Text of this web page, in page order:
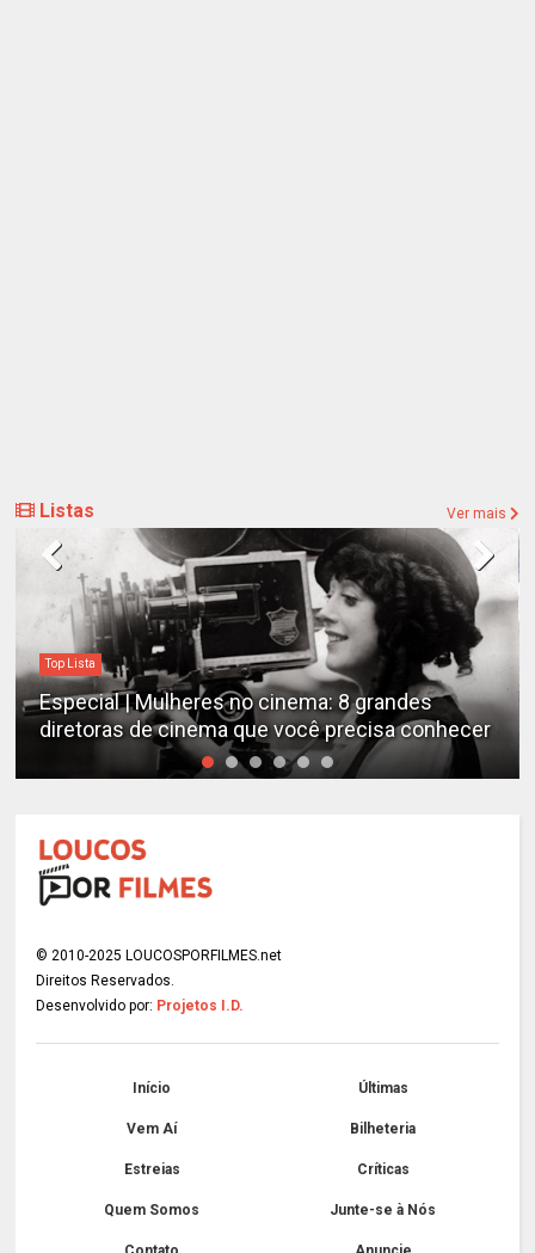
Listas Ver mais
Top Lista
Especial | Mulheres no cinema: 8 grandes
diretoras de cinema que você precisa conhecer
© 2010-2025 LOUCOSPORFILMES.net
Direitos Reservados.
Desenvolvido por: Projetos I.D.
Início Últimas
Vem Aí Bilheteria
Estreias Críticas
Quem Somos Junte-se à Nós